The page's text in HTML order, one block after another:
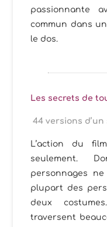
passionnante
commun dans
le dos.
Les secrets de
44 versions
L’action du
seulement.
personnages
plupart des
deux
traversent